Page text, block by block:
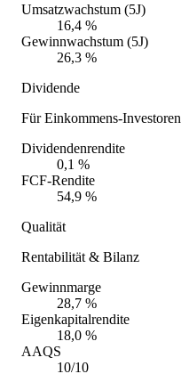
Umsatzwachstum (5J)
16,4 %
Gewinnwachstum (5J)
26,3 %
Dividende
Für Einkommens-Investoren
Dividendenrendite
0,1 %
FCF-Rendite
54,9 %
Qualität
Rentabilität & Bilanz
Gewinnmarge
28,7 %
Eigenkapitalrendite
18,0 %
AAQS
10/10